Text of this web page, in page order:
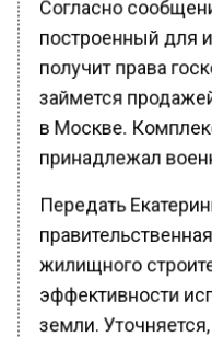
построенный для
получит права
займется
в Москве.
принадлежал
Передать
жилищного
эффективности
земли.